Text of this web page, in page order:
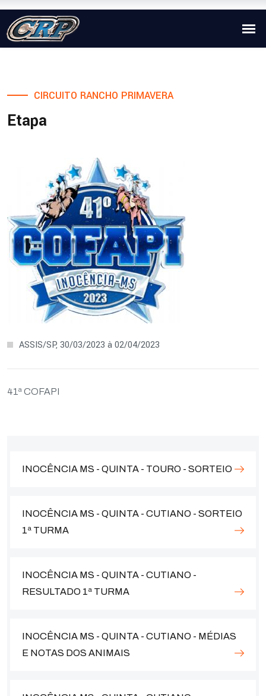
CIRCUITO RANCHO PRIMAVERA
Etapa
ASSIS/SP, 30/03/2023 à 02/04/2023
41ª COFAPI
INOCÊNCIA MS - QUINTA - TOURO - SORTEIO
INOCÊNCIA MS - QUINTA - CUTIANO - SORTEIO
1ª TURMA
INOCÊNCIA MS - QUINTA - CUTIANO -
RESULTADO 1ª TURMA
INOCÊNCIA MS - QUINTA - CUTIANO - MÉDIAS
E NOTAS DOS ANIMAIS